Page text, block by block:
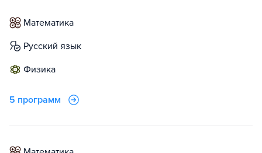
математика
русский язык
физика
5 программ